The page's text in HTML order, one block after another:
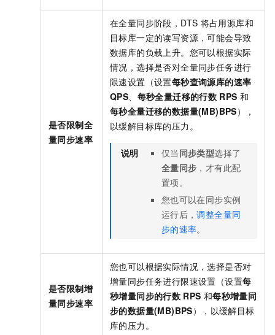
是否限制全
量同步速率
在全量同步阶段，DTS 将占用源库和
目标库一定的读写资源，可能会导致
数据库的负载上升。您可以根据实际
情况，选择是否对全量同步任务进行
限速设置（设置每秒查询源库的速率
QPS
每秒全量迁移的行数 RPS 和
每秒全量迁移的数据量(MB)BPS），
以缓解目标库的压力。
说明 仅当 同步类型选择了
全量同步 ，才有此配
置项。
您也可以在同步实例
运行后，调整全量同
步的速率。
是否限制增
量同步速率
您也可以根据实际情况，选择是否对
增量同步任务进行限速设置（设置每
秒增量同步的行数 RPS 和每秒增量同
步的数据量(MB)BPS），以缓解目标
库的压力。